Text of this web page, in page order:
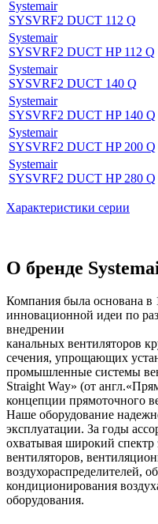
Systemair
SYSVRF2 DUCT 112 Q
Systemair
SYSVRF2 DUCT HP 112 Q
Systemair
SYSVRF2 DUCT 140 Q
Systemair
SYSVRF2 DUCT HP 140 Q
Systemair
SYSVRF2 DUCT HP 200 Q
Systemair
SYSVRF2 DUCT HP 280 Q
Характеристики серии
О бренде
Компания была основана в
инновационной идеи по
внедрении
канальных вентиляторов
сечения, упрощающих
промышленные системы
Straight Way» (от
концепции прямоточного
Наше оборудование
эксплуатации. За годы
охватывая широкий
вентиляторов,
воздухораспределителей,
кондиционирования
оборудования.